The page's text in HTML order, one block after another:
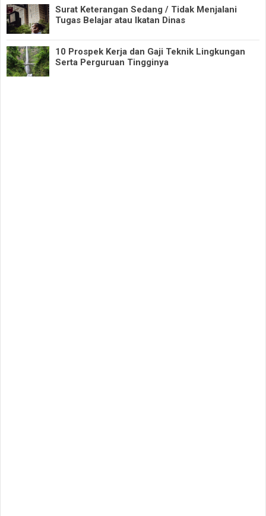
Surat Keterangan Sedang / Tidak Menjalani
Tugas Belajar atau Ikatan Dinas
10 Prospek Kerja dan Gaji Teknik Lingkungan
Serta Perguruan Tingginya